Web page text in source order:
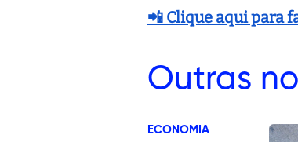
📲 Clique aqui para
Outras
ECONOMIA